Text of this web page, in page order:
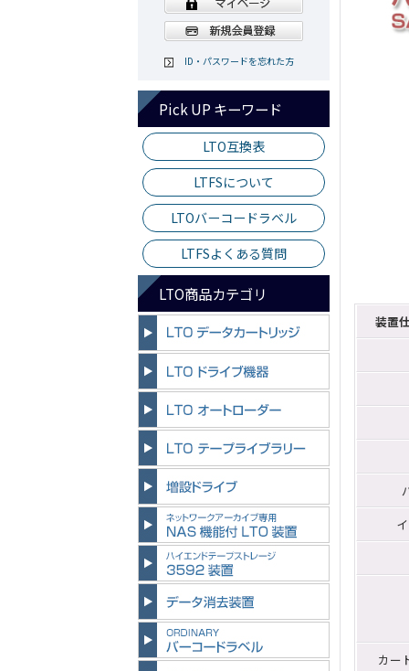
ID・パスワードを忘れた方
Pick UP キーワード
LTO互換表
LTFSについて
LTOバーコードラベル
LTFSよくある質問
LTO商品カテゴリ
装置
カー